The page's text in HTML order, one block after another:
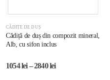
CĂDIȚE DE DUȘ
Cădiță de duș din compozit mineral,
Alb, cu sifon inclus
1054lei–2840lei